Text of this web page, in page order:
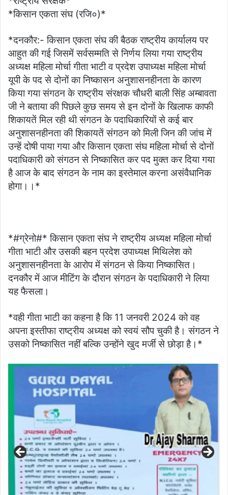
*किसान एकता संघ (रजि०)*
*दनकौर:- किसान एकता संघ की बैठक राष्ट्रीय कार्यालय पर
आहुत की गई जिसमें सर्वसम्मति से निर्णय लिया गया राष्ट्रीय
अध्यक्ष महिला मोर्चा गीता भाटी व प्रदेश उपाध्यक्ष महिला मोर्चा
यूपी के पद से दोनों का निष्कासन अनुशासनहीनता के कारण
किया गया संगठन के राष्ट्रीय संरक्षक चौधरी बाली सिंह अम्बावता
जी ने बताया की पिछले कुछ समय से इन दोनों के खिलाफ काफी
शिकायतें मिल रही थी संगठन के पदाधिकारियों से कई बार
अनुशासनहीनता की शिकायतें संगठन को मिली जिन की जांच में
उन्हें दोषी पाया गया और किसान एकता संघ महिला मोर्चा से दोनों
पदाधिकारी को संगठन से निष्कासित कर पद मुक्त कर दिया गया
है आज के बाद संगठन के नाम का इस्तेमाल करना असंवैधानिक
होगा।।*
*#ग्रेनो#* किसान एकता संघ ने राष्ट्रीय अध्यक्ष महिला मोर्चा
गीता भाटी और उसकी बहन प्रदेश उपाध्यक्ष मिथिलेश को
अनुशासनहीनता के आरोप में संगठन से किया निष्कासित।
दनकौर में आज मीटिंग के दौरान संगठन के पदाधिकारी ने लिया
यह फैसला।
*वही गीता भाटी का कहना है कि 11 जनवरी 2024 को वह
अपना इस्तीफा राष्ट्रीय अध्यक्ष को स्वयं सौप चुकी है। संगठन ने
उसको निष्कासित नहीं बल्कि उन्होंने खुद मर्जी से छोड़ा है।*